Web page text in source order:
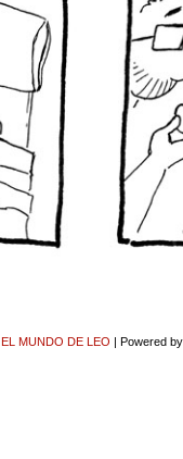
EL MUNDO DE LEO | Powered